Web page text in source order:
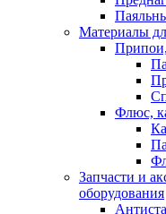
Материалы
Флюс,
Запчасти и
оборудования